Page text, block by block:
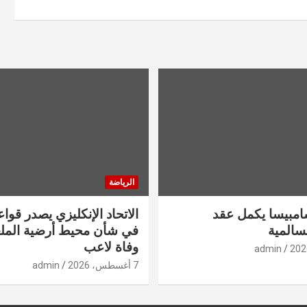
يكمل عقد
admin
الرياضة
الاتحاد الإنكليزي يصدر
في شأن محيط أرضية
وفاة لاعب
7 أغسطس، 2026 admin